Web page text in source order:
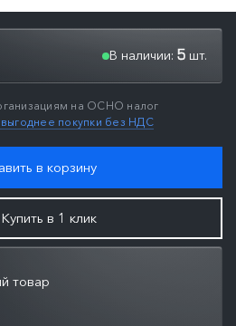
В наличии: 5 шт.
на ОСНО налог
выгоднее покупки без НДС
в корзину
Купить в 1 клик
товар